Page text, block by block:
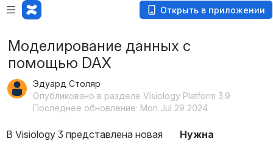
Открыть в приложении
Моделирование данных с
помощью DAX
Эдуард Столяр
Опубликовано в разделе Visiology Platform 3.9
Последнее обновление: Mon Jul 29 2024
В Visiology 3 представлена новая
Нужна